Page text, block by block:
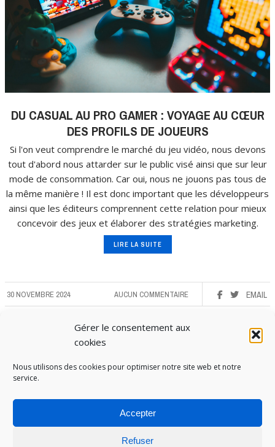
Gérer le consentement aux
cookies
Nous utilisons des cookies pour optimiser notre site web et notre
service.
Accepter
Refuser
DU CASUAL AU PRO GAMER : VOYAGE AU CŒUR
DES PROFILS DE JOUEURS
Si l'on veut comprendre le marché du jeu vidéo, nous devons
tout d'abord nous attarder sur le public visé ainsi que sur leur
mode de consommation. Car oui, nous ne jouons pas tous de
la même manière ! Il est donc important que les développeurs
ainsi que les éditeurs comprennent cette relation pour mieux
concevoir des jeux et élaborer des stratégies marketing.
LIRE LA SUITE
30 NOVEMBRE 2024 EMAIL
AUCUN COMMENTAIRE
MEDIA INSTITUTE